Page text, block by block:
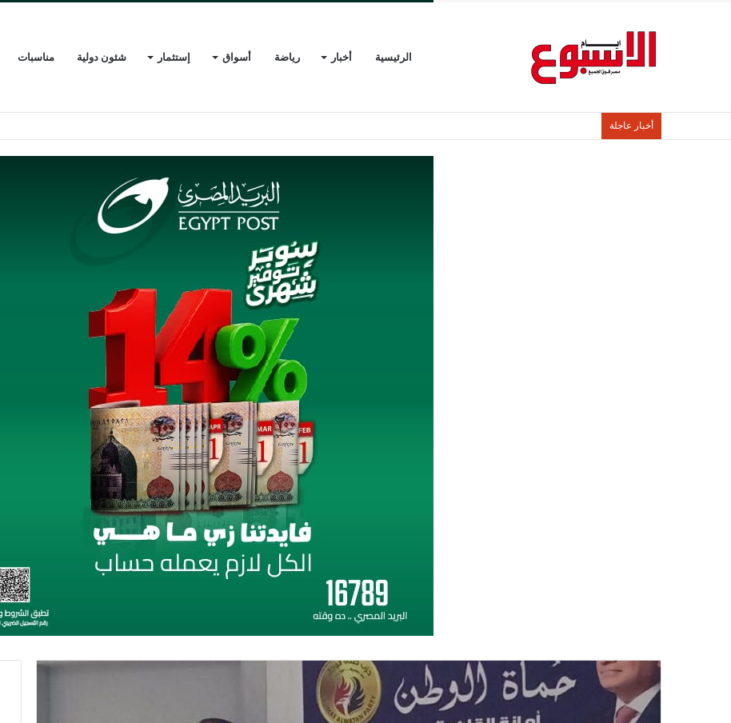
الرئيسية أخبار رياضة أسواق إستثمار شئون دولية مناسبات
أخبار عاجلة